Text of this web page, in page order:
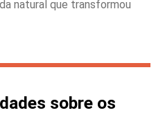
natural que transformou
sobre os